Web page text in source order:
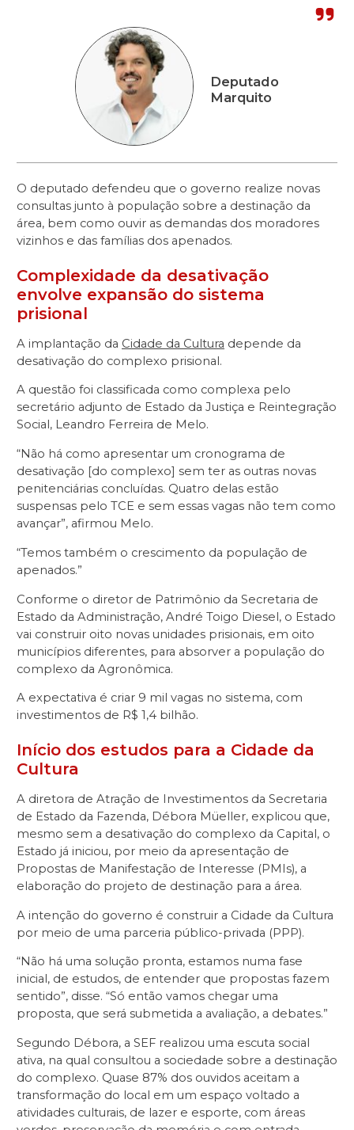
Deputado
Marquito
O deputado defendeu que o governo realize novas
consultas junto à população sobre a destinação da
área, bem como ouvir as demandas dos moradores
vizinhos e das famílias dos apenados.
Complexidade da desativação
envolve expansão do sistema
prisional
A implantação da Cidade da Cultura depende da
desativação do complexo prisional.
A questão foi classificada como complexa pelo
secretário adjunto de Estado da Justiça e Reintegração
Social, Leandro Ferreira de Melo.
“Não há como apresentar um cronograma de
desativação [do complexo] sem ter as outras novas
penitenciárias concluídas. Quatro delas estão
suspensas pelo TCE e sem essas vagas não tem como
avançar”, afirmou Melo.
“Temos também o crescimento da população de
apenados.”
Conforme o diretor de Patrimônio da Secretaria de
Estado da Administração, André Toigo Diesel, o Estado
vai construir oito novas unidades prisionais, em oito
municípios diferentes, para absorver a população do
complexo da Agronômica.
A expectativa é criar 9 mil vagas no sistema, com
investimentos de R$ 1,4 bilhão.
Início dos estudos para a Cidade da
Cultura
A diretora de Atração de Investimentos da Secretaria
de Estado da Fazenda, Débora Müeller, explicou que,
mesmo sem a desativação do complexo da Capital, o
Estado já iniciou, por meio da apresentação de
Propostas de Manifestação de Interesse (PMIs), a
elaboração do projeto de destinação para a área.
A intenção do governo é construir a Cidade da Cultura
por meio de uma parceria público-privada (PPP).
“Não há uma solução pronta, estamos numa fase
inicial, de estudos, de entender que propostas fazem
sentido”, disse. “Só então vamos chegar uma
proposta, que será submetida a avaliação, a debates.”
Segundo Débora, a SEF realizou uma escuta social
ativa, na qual consultou a sociedade sobre a destinação
do complexo. Quase 87% dos ouvidos aceitam a
transformação do local em um espaço voltado a
atividades culturais, de lazer e esporte, com áreas